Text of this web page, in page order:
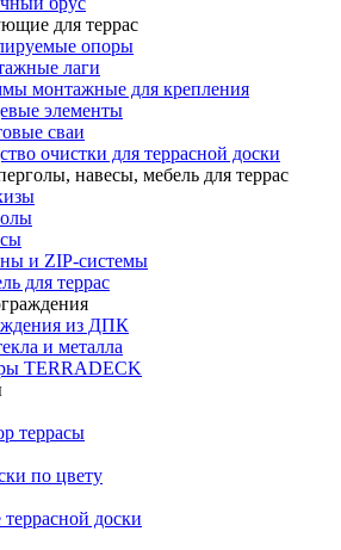
для террас
опоры
лаги
монтажные для крепления
элементы
сваи
очистки для террасной доски
навесы, мебель для террас
и ZIP-системы
для террас
из ДПК
и металла
TERRADECK
террасы
по цвету
доски